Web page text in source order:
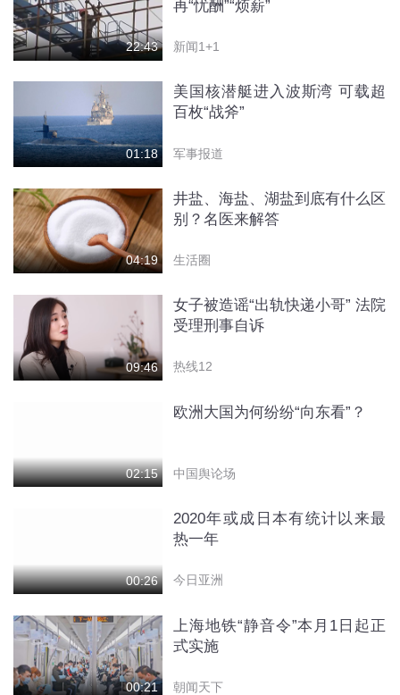
22:43
再“忧酬”“烦薪”
新闻1+1
01:18
美国核潜艇进入波斯湾 可载超
百枚“战斧”
军事报道
04:19
井盐、海盐、湖盐到底有什么区
别？名医来解答
生活圈
09:46
女子被造谣“出轨快递小哥” 法院
受理刑事自诉
热线12
02:15
欧洲大国为何纷纷“向东看”？
中国舆论场
00:26
2020年或成日本有统计以来最
热一年
今日亚洲
00:21
上海地铁“静音令”本月1日起正
式实施
朝闻天下